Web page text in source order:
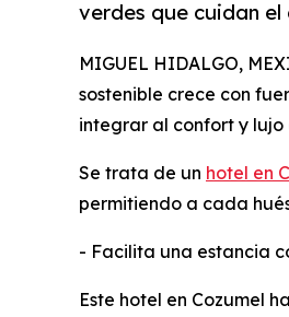
verdes que cuidan
MIGUEL HIDALGO,
sostenible crece con
integrar al confort y
Se trata de un hotel en
permitiendo a cada
- Facilita una estancia
Este hotel en Cozumel